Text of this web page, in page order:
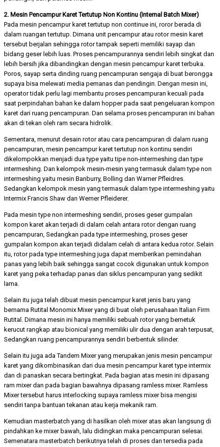
2. Mesin Pencampur Karet Tertutup Non Kontinu (Internal Batch Mixer)
Pada mesin pencampur karet tertutup non continue ini, roror berada di
dalam ruangan tertutup. Dimana unit pencampur atau rotor mesin karet
tersebut berjalan sehingga rotor tampak seperti memiliki sayap dan
bidang geser lebih luas. Proses pencampurannya sendiri lebih singkat dan
lebih bersih jika dibandingkan dengan mesin pencampur karet terbuka.
Poros, sayap serta dinding ruang pencampuran sengaja di buat berongga
supaya bisa melewati media pemanas dan pendingin. Dengan mesin ini,
operator tidak perlu lagi membantu proses pencampuran kecuali pada
saat perpindahan bahan ke dalam hopper pada saat pengeluaran kompon
karet dari ruang pencampuran. Dan selama proses pencampuran ini bahan
akan di tekan oleh ram secara hidrolik.
Sementara, menurut desain rotor atau cara pencampuran di dalam ruang
pencampuran, mesin pencampur karet tertutup non kontinu sendiri
dikelompokkan menjadi dua type yaitu tipe non-intermeshing dan type
intermeshing. Dan kelompok mesin-mesin yang termasuk dalam type non
intermeshing yaitu mesin Banburry, Bolling dan Warner Pfleidres.
Sedangkan kelompok mesin yang termasuk dalam type intermeshing yaitu
Intermix Francis Shaw dan Werner Pfleiderer.
Pada mesin type non intermeshing sendiri, proses geser gumpalan
kompon karet akan terjadi di dalam celah antara rotor dengan ruang
pencampuran, Sedangkan pada type intermeshing, proses geser
gumpalan kompon akan terjadi didalam celah di antara kedua rotor. Selain
itu, rotor pada type intermeshing juga dapat memberikan pemindahan
panas yang lebih baik sehingga sangat cocok digunakan untuk kompon
karet yang peka terhadap panas dan siklus pencampuran yang sedikit
lama.
Selain itu juga telah dibuat mesin pencampur karet jenis baru yang
bernama Rutital Monomix Mixer yang di buat oleh perusahaan Italian Firm
Rutital. Dimana mesin ini hanya memiliki sebuah rotor yang bernetuk
kerucut rangkap atau bionical yang memiliki ulir dua dengan arah terpusat,
Sedangkan ruang pencampurannya sendiri berbentuk silinder.
Selain itu juga ada Tandem Mixer yang merupakan jenis mesin pencampur
karet yang dikombinasikan dari dua mesin pencampur karet type intermix
dan di panaskan secara bertingkat. Pada bagian atas mesin ini dipasang
ram mixer dan pada bagian bawahnya dipasang ramless mixer. Ramless
Mixer tersebut harus interlocking supaya ramless mixer bisa mengisi
sendiri tanpa bantuan tekanan atau kerja mekanik ram.
Kemudian masterbatch yang di hasilkan oleh mixer atas akan langsung di
pindahkan ke mixer bawah, lalu didingkan maka pencampuran selesai.
Semenatara masterbatch berikutnya telah di proses dan tersedia pada